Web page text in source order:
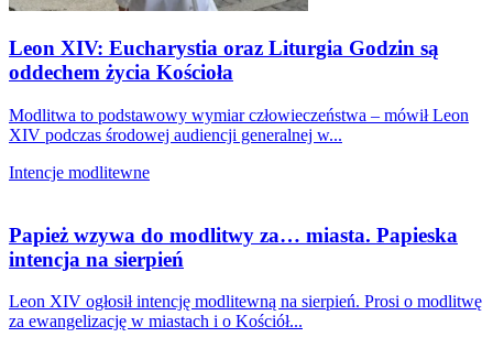
Leon XIV: Eucharystia oraz Liturgia Godzin są
oddechem życia Kościoła
Modlitwa to podstawowy wymiar człowieczeństwa – mówił Leon
XIV podczas środowej audiencji generalnej w...
Intencje modlitewne
Papież wzywa do modlitwy za… miasta. Papieska
intencja na sierpień
Leon XIV ogłosił intencję modlitewną na sierpień. Prosi o modlitwę
za ewangelizację w miastach i o Kościół...